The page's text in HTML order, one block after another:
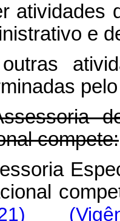
atividades
e
compete: